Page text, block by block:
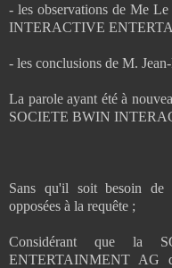
- les observations de Me
INTERACTIVE
- les conclusions de M.
La parole ayant été à
SOCIETE BWIN
Sans qu'il soit besoin de
opposées à la requête ;
Considérant que la
ENTERTAINMENT AG